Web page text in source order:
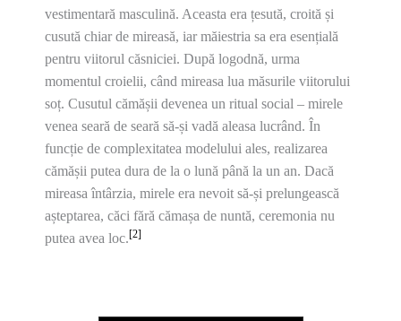
vestimentară masculină. Aceasta era țesută, croită și
cusută chiar de mireasă, iar măiestria sa era esențială
pentru viitorul căsniciei. După logodnă, urma
momentul croielii, când mireasa lua măsurile viitorului
soț. Cusutul cămășii devenea un ritual social – mirele
venea seară de seară să-și vadă aleasa lucrând. În
funcție de complexitatea modelului ales, realizarea
cămășii putea dura de la o lună până la un an. Dacă
mireasa întârzia, mirele era nevoit să-și prelungească
așteptarea, căci fără cămașa de nuntă, ceremonia nu
putea avea loc.[2]